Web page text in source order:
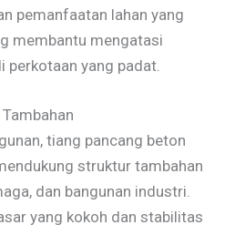
pemanfaatan lahan yang
membantu mengatasi
perkotaan yang padat.
tiang pancang beton
struktur tambahan
dan bangunan industri.
yang kokoh dan stabilitas